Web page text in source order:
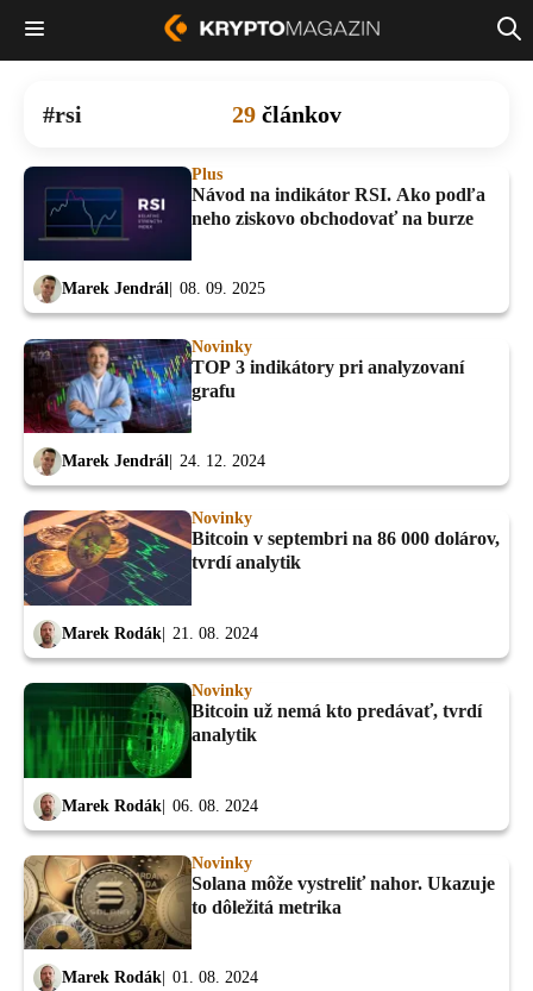
rsi 29 článkov
Plus
Návod na indikátor RSI. Ako podľa
neho ziskovo obchodovať na burze
Marek Jendrál 08. 09. 2025
Novinky
TOP 3 indikátory pri analyzovaní
grafu
Marek Jendrál 24. 12. 2024
Novinky
Bitcoin v septembri na 86 000 dolárov,
tvrdí analytik
Marek Rodák 21. 08. 2024
Novinky
Bitcoin už nemá kto predávať, tvrdí
analytik
Marek Rodák 06. 08. 2024
Novinky
Solana môže vystreliť nahor. Ukazuje
to dôležitá metrika
Marek Rodák 01. 08. 2024